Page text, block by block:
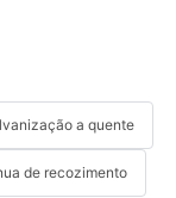
a quente
de recozimento